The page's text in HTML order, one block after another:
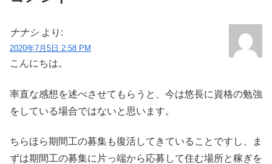
ナナシ より:
2020年7月5日 2:58 PM
こんにちは。
率直な感想を述べさせてもらうと、今は悠長に資格の勉強
をしている場合ではないと思います。
ちらほら期間工の募集も復活してきていることですし、ま
ずは期間工の募集に片っ端から応募して住む場所と稼ぎを